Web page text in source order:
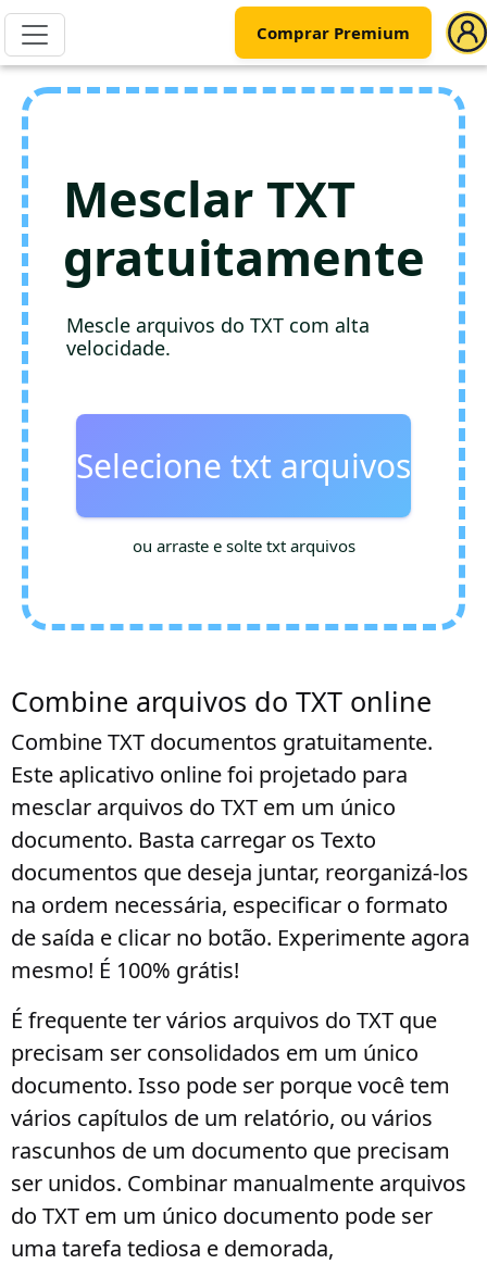
Comprar Premium
Mesclar TXT
gratuitamente
Mescle arquivos do TXT com alta
velocidade.
Selecione txt arquivos
ou arraste e solte txt arquivos
Combine arquivos do TXT online
Combine TXT documentos gratuitamente.
Este aplicativo online foi projetado para
mesclar arquivos do TXT em um único
documento. Basta carregar os Texto
documentos que deseja juntar, reorganizá-los
na ordem necessária, especificar o formato
de saída e clicar no botão. Experimente agora
mesmo! É 100% grátis!
É frequente ter vários arquivos do TXT que
precisam ser consolidados em um único
documento. Isso pode ser porque você tem
vários capítulos de um relatório, ou vários
rascunhos de um documento que precisam
ser unidos. Combinar manualmente arquivos
do TXT em um único documento pode ser
uma tarefa tediosa e demorada,